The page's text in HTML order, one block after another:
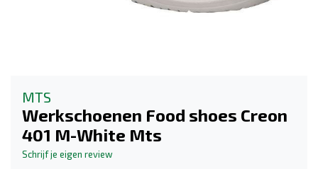
MTS
Werkschoenen Food shoes Creon
401 M-White Mts
Schrijf je eigen review